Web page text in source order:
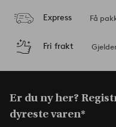
Express Få
Fri frakt
Er du ny her?
dyreste varen*